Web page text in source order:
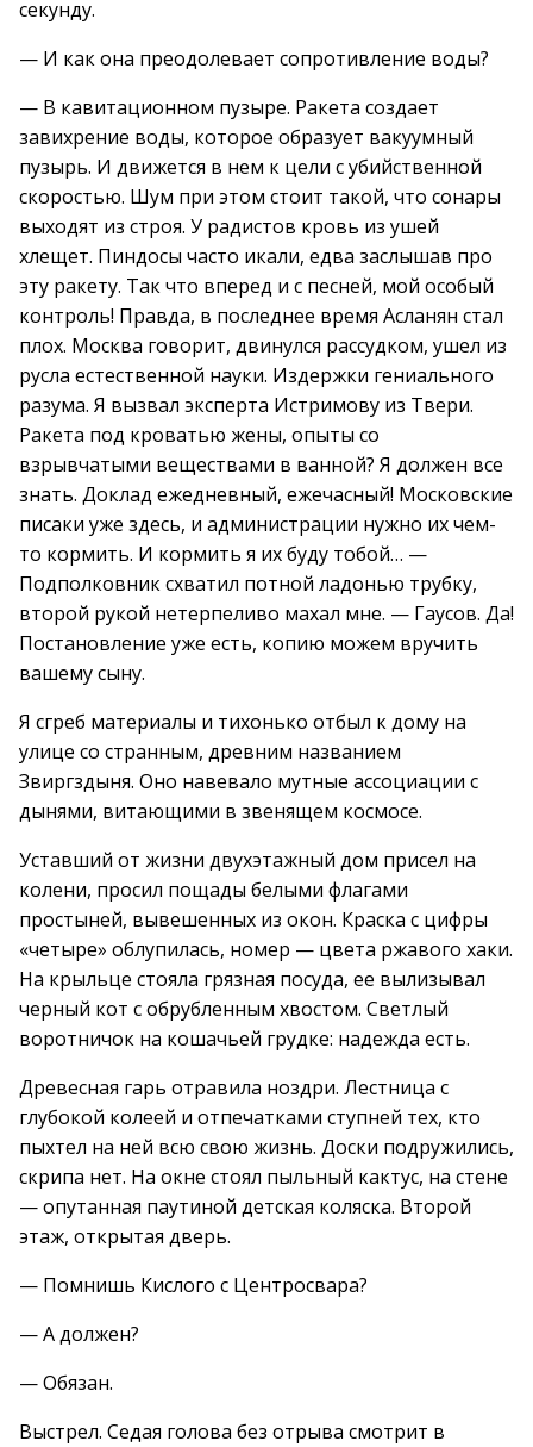
секунду.
— И как она преодолевает сопротивление воды?
— В кавитационном пузыре. Ракета создает
завихрение воды, которое образует вакуумный
пузырь. И движется в нем к цели с убийственной
скоростью. Шум при этом стоит такой, что сонары
выходят из строя. У радистов кровь из ушей
хлещет. Пиндосы часто икали, едва заслышав про
эту ракету. Так что вперед и с песней, мой особый
контроль! Правда, в последнее время Асланян стал
плох. Москва говорит, двинулся рассудком, ушел из
русла естественной науки. Издержки гениального
разума. Я вызвал эксперта Истримову из Твери.
Ракета под кроватью жены, опыты со
взрывчатыми веществами в ванной? Я должен все
знать. Доклад ежедневный, ежечасный! Московские
писаки уже здесь, и администрации нужно их чем-
то кормить. И кормить я их буду тобой… —
Подполковник схватил потной ладонью трубку,
второй рукой нетерпеливо махал мне. — Гаусов. Да!
Постановление уже есть, копию можем вручить
вашему сыну.
Я сгреб материалы и тихонько отбыл к дому на
улице со странным, древним названием
Звиргздыня. Оно навевало мутные ассоциации с
дынями, витающими в звенящем космосе.
Уставший от жизни двухэтажный дом присел на
колени, просил пощады белыми флагами
простыней, вывешенных из окон. Краска с цифры
«четыре» облупилась, номер — цвета ржавого хаки.
На крыльце стояла грязная посуда, ее вылизывал
черный кот с обрубленным хвостом. Светлый
воротничок на кошачьей грудке: надежда есть.
Древесная гарь отравила ноздри. Лестница с
глубокой колеей и отпечатками ступней тех, кто
пыхтел на ней всю свою жизнь. Доски подружились,
скрипа нет. На окне стоял пыльный кактус, на стене
— опутанная паутиной детская коляска. Второй
этаж, открытая дверь.
— Помнишь Кислого с Центросвара?
— А должен?
— Обязан.
Выстрел. Седая голова без отрыва смотрит в